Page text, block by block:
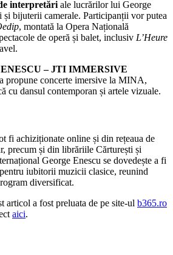
interpretăriale lucrărilor lui George
bijuterii camerale. Participanții vor putea
, montată la Opera Națională
de operă și balet, inclusiv L’Heure
ENESCU – JTI IMMERSIVE
propune concerte imersive la MINA,
cu dansul contemporan și artele vizuale.
fi achiziționate online și din rețeaua de
precum și din librăriile Cărturești și
George Enescu se dovedește a fi
iubitorii muzicii clasice, reunind
diversificat.
articol a fost preluata de pe site-ul b365.ro
aici.